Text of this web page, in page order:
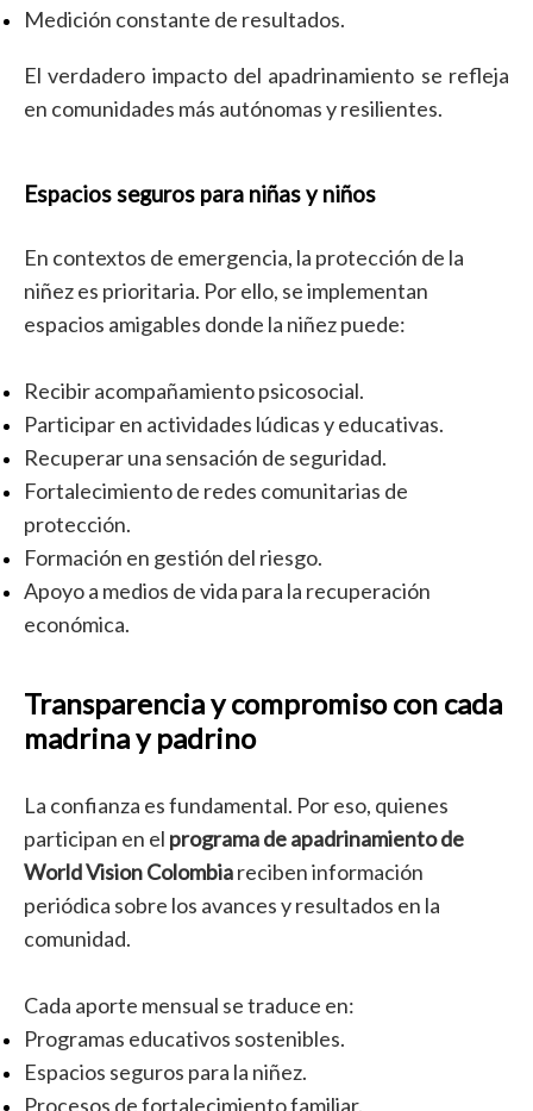
Medición constante de resultados.
El verdadero impacto del apadrinamiento se refleja
en comunidades más autónomas y resilientes.
Espacios seguros para niñas y niños
En contextos de emergencia, la protección de la
niñez es prioritaria. Por ello, se implementan
espacios amigables donde la niñez puede:
Recibir acompañamiento psicosocial.
Participar en actividades lúdicas y educativas.
Recuperar una sensación de seguridad.
Fortalecimiento de redes comunitarias de
protección.
Formación en gestión del riesgo.
Apoyo a medios de vida para la recuperación
económica.
Transparencia y compromiso con cada
madrina y padrino
La confianza es fundamental. Por eso, quienes
participan en el programa de apadrinamiento de
World Vision Colombiareciben información
periódica sobre los avances y resultados en la
comunidad.
Cada aporte mensual se traduce en:
Programas educativos sostenibles.
Espacios seguros para la niñez.
Procesos de fortalecimiento familiar.